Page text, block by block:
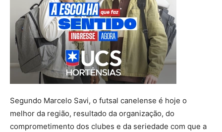
Segundo Marcelo Savi, o futsal canelense é hoje o
melhor da região, resultado da organização, do
comprometimento dos clubes e da seriedade com que a